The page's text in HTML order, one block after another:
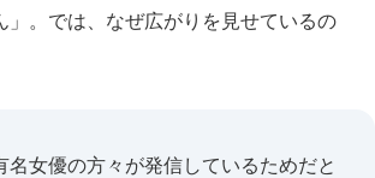
」。では、なぜ広がりを見せているの
名女優の方々が発信しているためだと